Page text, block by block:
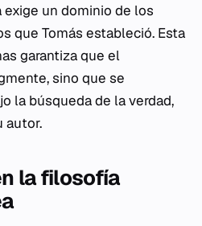
un dominio de los
que Tomás estableció. Esta
garantiza que el
sino que se
la búsqueda de la verdad,
autor.
la filosofía